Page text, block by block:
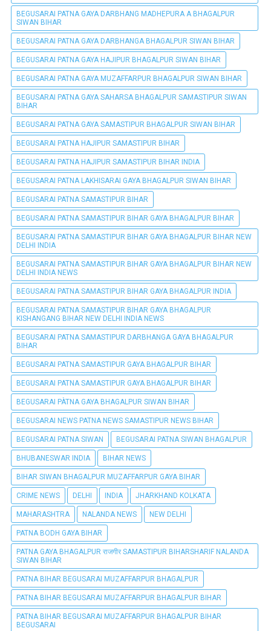
BEGUSARAI PATNA GAYA DARBHANG MADHEPURA A BHAGALPUR
SIWAN BIHAR
BEGUSARAI PATNA GAYA DARBHANGA BHAGALPUR SIWAN BIHAR
BEGUSARAI PATNA GAYA HAJIPUR BHAGALPUR SIWAN BIHAR
BEGUSARAI PATNA GAYA MUZAFFARPUR BHAGALPUR SIWAN BIHAR
BEGUSARAI PATNA GAYA SAHARSA BHAGALPUR SAMASTIPUR SIWAN
BIHAR
BEGUSARAI PATNA GAYA SAMASTIPUR BHAGALPUR SIWAN BIHAR
BEGUSARAI PATNA HAJIPUR SAMASTIPUR BIHAR
BEGUSARAI PATNA HAJIPUR SAMASTIPUR BIHAR INDIA
BEGUSARAI PATNA LAKHISARAI GAYA BHAGALPUR SIWAN BIHAR
BEGUSARAI PATNA SAMASTIPUR BIHAR
BEGUSARAI PATNA SAMASTIPUR BIHAR GAYA BHAGALPUR BIHAR
BEGUSARAI PATNA SAMASTIPUR BIHAR GAYA BHAGALPUR BIHAR NEW
DELHI INDIA
BEGUSARAI PATNA SAMASTIPUR BIHAR GAYA BHAGALPUR BIHAR NEW
DELHI INDIA NEWS
BEGUSARAI PATNA SAMASTIPUR BIHAR GAYA BHAGALPUR INDIA
BEGUSARAI PATNA SAMASTIPUR BIHAR GAYA BHAGALPUR
KISHANGANG BIHAR NEW DELHI INDIA NEWS
BEGUSARAI PATNA SAMASTIPUR DARBHANGA GAYA BHAGALPUR
BIHAR
BEGUSARAI PATNA SAMASTIPUR GAYA BHAGALPUR BIHAR
BEGUSARAI PATNA SAMASTIPUR GAYA BHAGALPUR BIHAR
BEGUSARAI PÀTNA GAYA BHAGALPUR SIWAN BIHAR
BEGUSARAI NEWS PATNA NEWS SAMASTIPUR NEWS BIHAR
BEGUSARAI PATNA SIWAN BEGUSARAI PATNA SIWAN BHAGALPUR
BHUBANESWAR INDIA BIHAR NEWS
BIHAR SIWAN BHAGALPUR MUZAFFARPUR GAYA BIHAR
CRIME NEWS DELHI INDIA JHARKHAND KOLKATA
MAHARASHTRA NALANDA NEWS NEW DELHI
PATNA BODH GAYA BIHAR
PATNA GAYA BHAGALPUR राजगीर SAMASTIPUR BIHARSHARIF NALANDA
SIWAN BIHAR
PATNA BIHAR BEGUSARAI MUZAFFARPUR BHAGALPUR
PATNA BIHAR BEGUSARAI MUZAFFARPUR BHAGALPUR BIHAR
PATNA BIHAR BEGUSARAI MUZAFFARPUR BHAGALPUR BIHAR
BEGUSARAI